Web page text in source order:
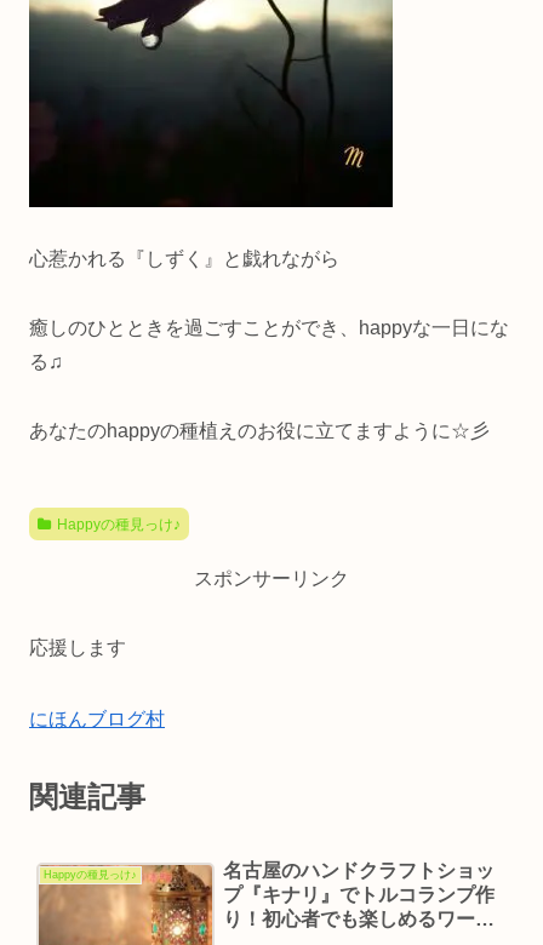
心惹かれる『しずく』と戯れながら
癒しのひとときを過ごすことができ、happyな一日にな
る♫
あなたのhappyの種植えのお役に立てますように☆彡
Happyの種見っけ♪
スポンサーリンク
応援します
にほんブログ村
関連記事
Happyの種見っけ♪
名古屋のハンドクラフトショッ
プ『キナリ』でトルコランプ作
り！初心者でも楽しめるワーク